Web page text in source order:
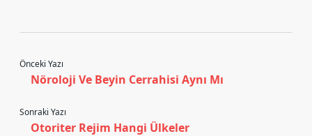
Önceki Yazı
Nöroloji Ve Beyin Cerrahisi Aynı Mı
Sonraki Yazı
Otoriter Rejim Hangi Ülkeler